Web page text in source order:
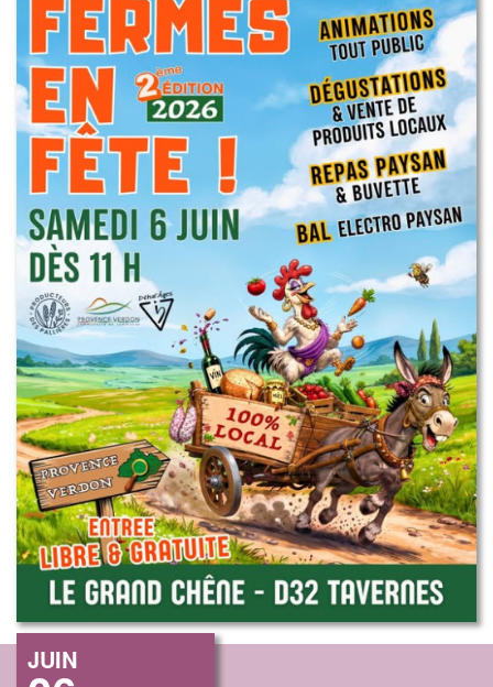
JUIN